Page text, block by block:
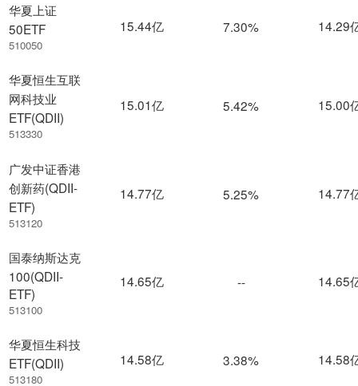
华夏上证
50ETF
510050
华夏恒生互联
网科技业
ETF(QDII)
513330
广发中证香港
创新药(QDII-
ETF)
513120
国泰纳斯达克
100(QDII-
ETF)
513100
华夏恒生科技
ETF(QDII)
513180
15.44亿 7.30% 14.29
15.01亿 5.42% 15.00
14.77亿 5.25% 14.77
14.65亿 -- 14.65
14.58亿 3.38% 14.58